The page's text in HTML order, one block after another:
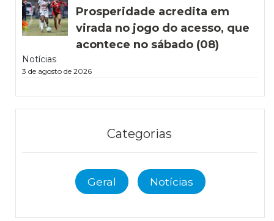
Prosperidade acredita em
virada no jogo do acesso, que
acontece no sábado (08)
Notícias
3 de agosto de 2026
Categorias
Geral Notícias